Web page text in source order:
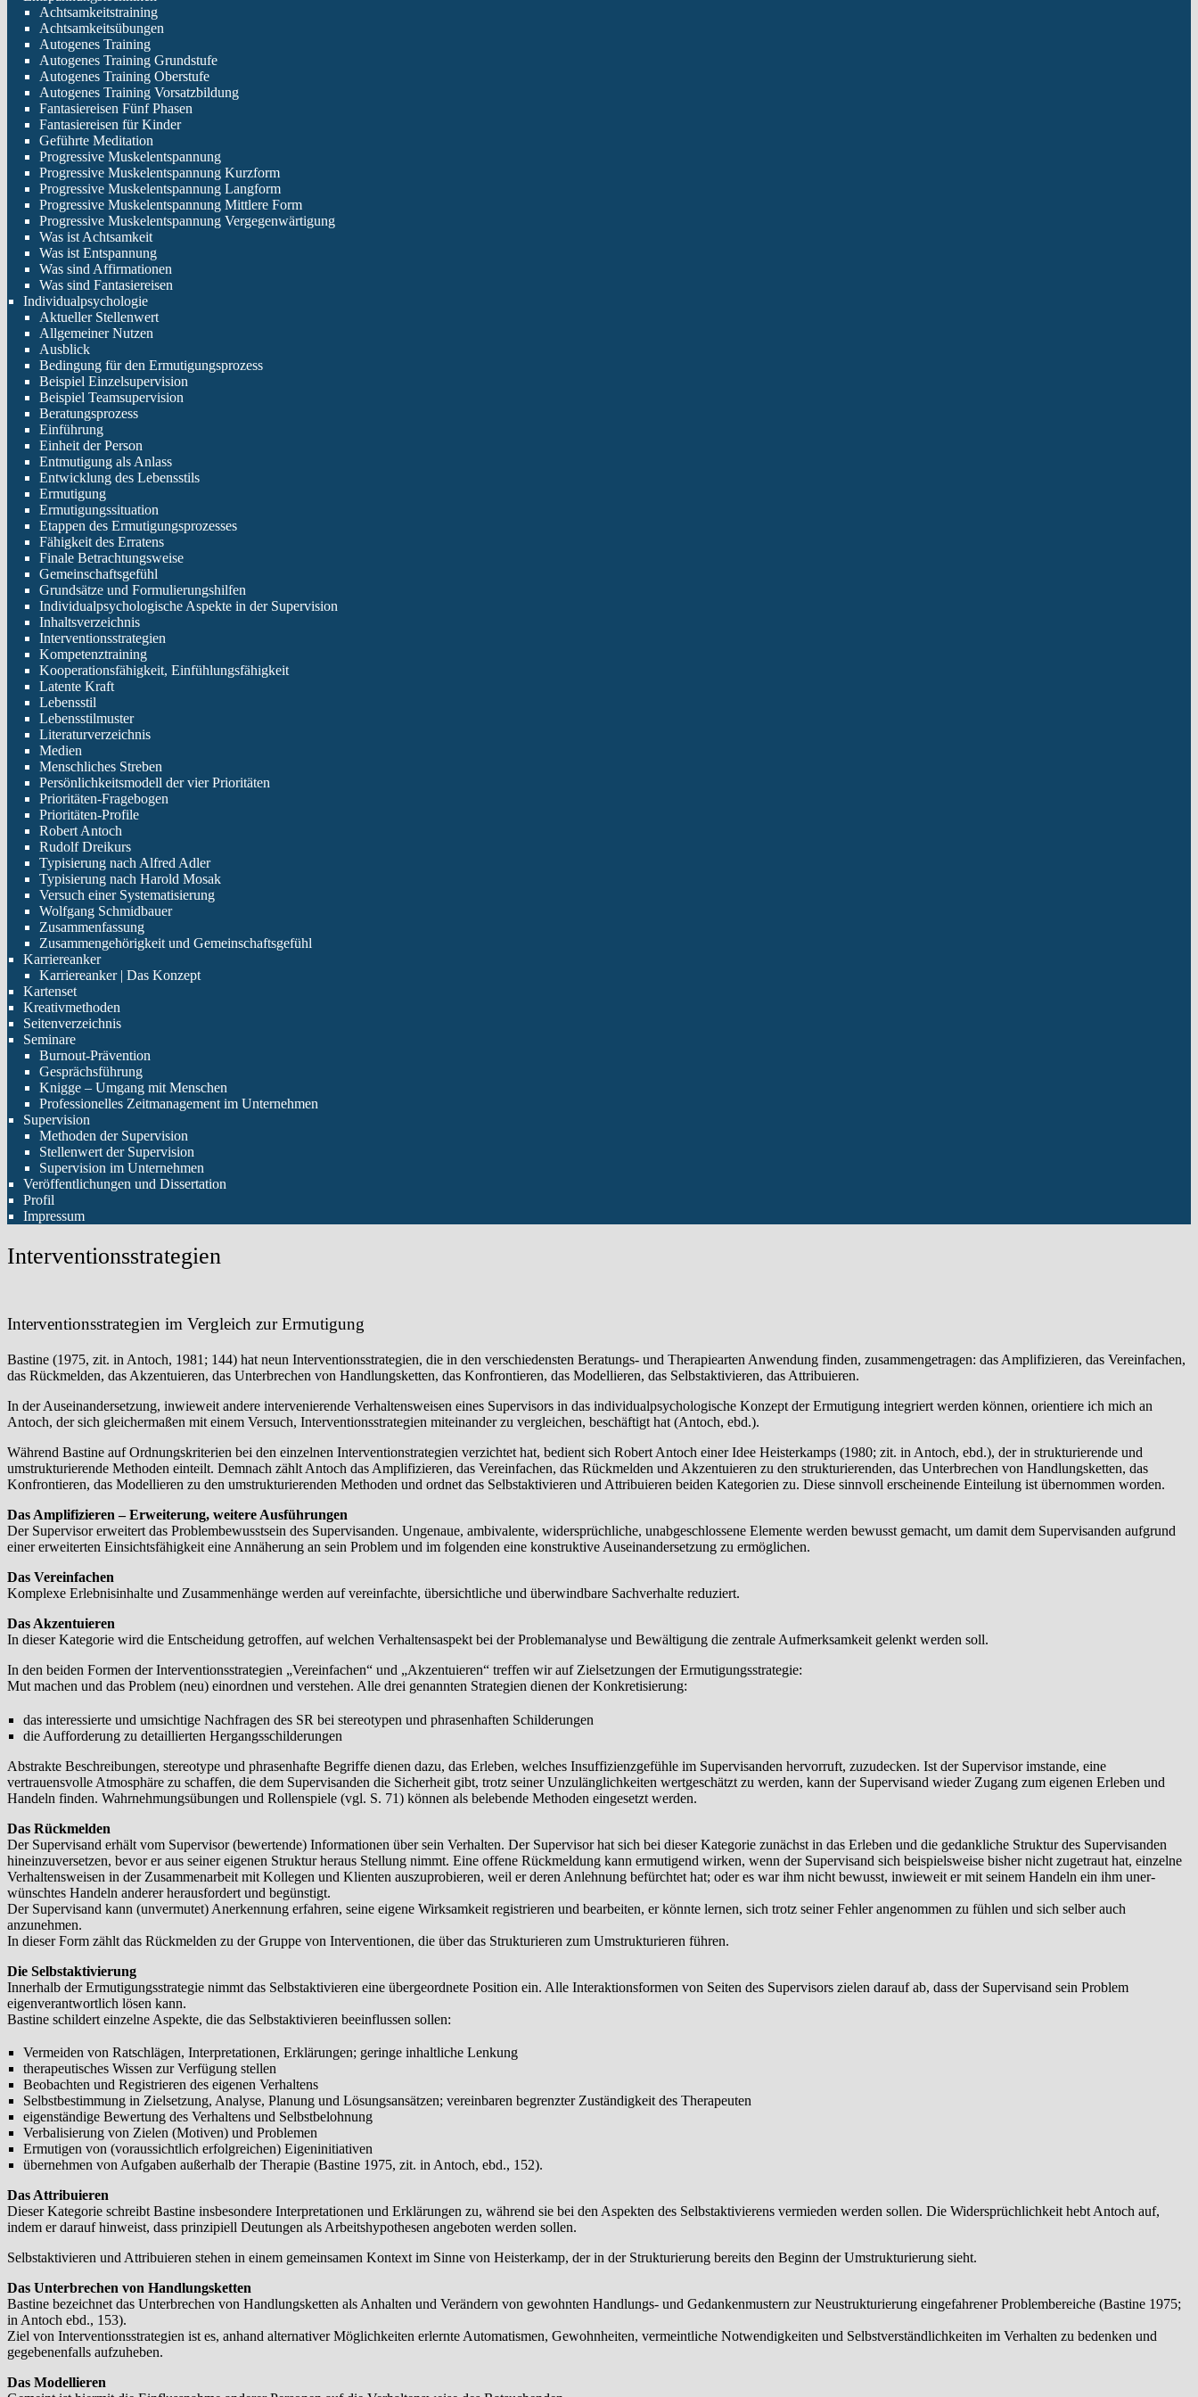
Achtsamkeitstraining
Achtsamkeitsübungen
Autogenes Training
Autogenes Training Grundstufe
Autogenes Training Oberstufe
Autogenes Training Vorsatzbildung
Fantasiereisen Fünf Phasen
Fantasiereisen für Kinder
Geführte Meditation
Progressive Muskelentspannung
Progressive Muskelentspannung Kurzform
Progressive Muskelentspannung Langform
Progressive Muskelentspannung Mittlere Form
Progressive Muskelentspannung Vergegenwärtigung
Was ist Achtsamkeit
Was ist Entspannung
Was sind Affirmationen
Was sind Fantasiereisen
Individualpsychologie
Aktueller Stellenwert
Allgemeiner Nutzen
Ausblick
Bedingung für den Ermutigungsprozess
Beispiel Einzelsupervision
Beispiel Teamsupervision
Beratungsprozess
Einführung
Einheit der Person
Entmutigung als Anlass
Entwicklung des Lebensstils
Ermutigung
Ermutigungssituation
Etappen des Ermutigungsprozesses
Fähigkeit des Erratens
Finale Betrachtungsweise
Gemeinschaftsgefühl
Grundsätze und Formulierungshilfen
Individualpsychologische Aspekte in der Supervision
Inhaltsverzeichnis
Interventionsstrategien
Kompetenztraining
Kooperationsfähigkeit, Einfühlungsfähigkeit
Latente Kraft
Lebensstil
Lebensstilmuster
Literaturverzeichnis
Medien
Menschliches Streben
Persönlichkeitsmodell der vier Prioritäten
Prioritäten-Fragebogen
Prioritäten-Profile
Robert Antoch
Rudolf Dreikurs
Typisierung nach Alfred Adler
Typisierung nach Harold Mosak
Versuch einer Systematisierung
Wolfgang Schmidbauer
Zusammenfassung
Zusammengehörigkeit und Gemeinschaftsgefühl
Karriereanker
Karriereanker | Das Konzept
Kartenset
Kreativmethoden
Seitenverzeichnis
Seminare
Burnout-Prävention
Gesprächsführung
Knigge – Umgang mit Menschen
Professionelles Zeitmanagement im Unternehmen
Supervision
Methoden der Supervision
Stellenwert der Supervision
Supervision im Unternehmen
Veröffentlichungen und Dissertation
Profil
Impressum
Interventionsstrategien
Interventionsstrategien im Vergleich zur Ermutigung
Bastine (1975, zit. in Antoch, 1981; 144) hat neun Interventionsstrategien, die in den verschiedensten Beratungs- und Therapiearten Anwendung fin­den, zusammengetragen: das Amplifizieren, das Vereinfachen,
das Rückmelden, das Akzentuieren, das Unterbrechen von Handlungsketten, das Konfrontieren, das Modellie­ren, das Selbstaktivieren, das Attribuieren.
In der Auseinandersetzung, inwieweit andere intervenierende Verhaltens­weisen eines Supervisors in das individualpsychologische Konzept der Ermutigung integriert werden können, orientiere ich mich an
Antoch, der sich gleichermaßen mit einem Versuch, Interventionsstrategien miteinan­der zu vergleichen, beschäftigt hat (Antoch, ebd.).
Während Bastine auf Ordnungskriterien bei den einzelnen Interventionstrategien ver­zichtet hat, bedient sich Robert Antoch einer Idee Heisterkamps (1980; zit. in Antoch, ebd.), der in strukturierende und
umstrukturierende Methoden einteilt. Demnach zählt Antoch das Amplifizieren, das Vereinfachen, das Rückmelden und Akzentuieren zu den strukturierenden, das Unterbrechen von Handlungsketten, das
Konfrontieren, das Modellieren zu den umstrukturierenden Methoden und ordnet das Selbstaktivieren und Attri­buieren beiden Kategorien zu. Diese sinnvoll erscheinende Einteilung ist übernommen worden.
Das Amplifizieren – Erweiterung, weitere Ausführungen
Der Supervisor erweitert das Problembewusstsein des Supervisanden. Ungenaue, ambivalente, widersprüchliche, unabgeschlossene Elemente werden bewusst gemacht, um damit dem Supervisanden aufgrund
einer erweiterten Einsichtsfähigkeit eine Annäherung an sein Problem und im folgenden eine konstruktive Auseinandersetzung zu ermöglichen.
Das Vereinfachen
Komplexe Erlebnisinhalte und Zusammenhänge werden auf vereinfachte, übersichtliche und überwindbare Sachverhalte reduziert.
Das Akzentuieren
In dieser Kategorie wird die Entscheidung getroffen, auf welchen Verhal­tensaspekt bei der Problemanalyse und Bewältigung die zentrale Aufmerk­samkeit gelenkt werden soll.
In den beiden Formen der Interventionsstrategien „Vereinfachen“ und „Akzentuieren“ tref­fen wir auf Zielsetzungen der Ermutigungsstrategie:
Mut machen und das Problem (neu) einordnen und verstehen. Alle drei genannten Strategien dienen der Konkretisierung:
das interessierte und umsichtige Nachfragen des SR bei stereotypen und phrasenhaften Schilderungen
die Aufforderung zu detaillierten Hergangsschilderungen
Abstrakte Beschreibungen, stereotype und phrasenhafte Begriffe dienen dazu, das Erleben, welches Insuffizienzgefühle im Super­visanden hervorruft, zuzudecken. Ist der Supervisor imstande, eine
vertrauensvolle Atmosphäre zu schaffen, die dem Supervisanden die Sicherheit gibt, trotz seiner Unzulänglichkeiten wertgeschätzt zu werden, kann der Supervisand wieder Zugang zum eigenen Erleben und
Handeln finden. Wahrnehmungsübungen und Rollenspiele (vgl. S. 71) können als bele­bende Methoden eingesetzt werden.
Das Rückmelden
Der Supervisand erhält vom Supervisor (bewertende) Informationen über sein Verhalten. Der Supervisor hat sich bei dieser Kategorie zunächst in das Erleben und die gedankliche Struktur des Supervisanden
hineinzuversetzen, bevor er aus seiner eigenen Struktur heraus Stellung nimmt. Eine offene Rückmeldung kann ermutigend wirken, wenn der Supervisand sich beispielsweise bisher nicht zugetraut hat, einzelne
Verhaltensweisen in der Zusammenarbeit mit Kollegen und Klienten auszuprobieren, weil er deren Anlehnung befürchtet hat; oder es war ihm nicht bewusst, inwieweit er mit seinem Handeln ein ihm uner­
wünschtes Handeln anderer herausfordert und begünstigt.
Der Supervisand kann (unvermutet) Anerkennung erfahren, seine eigene Wirksamkeit registrieren und bearbeiten, er könnte lernen, sich trotz seiner Fehler angenommen zu fühlen und sich selber auch
anzunehmen.
In dieser Form zählt das Rückmelden zu der Gruppe von Interventionen, die über das Strukturieren zum Umstrukturieren führen.
Die Selbstaktivierung
Innerhalb der Ermutigungsstrategie nimmt das Selbstaktivieren eine über­geordnete Position ein. Alle Interaktionsformen von Seiten des Supervisors zielen darauf ab, dass der Supervisand sein Problem
eigenverantwortlich lösen kann.
Bastine schildert einzelne Aspekte, die das Selbstaktivieren beeinflussen sollen:
Vermeiden von Ratschlägen, Interpretationen, Erklärungen; geringe inhaltliche Lenkung
therapeutisches Wissen zur Verfügung stellen
Beobachten und Registrieren des eigenen Verhaltens
Selbstbestimmung in Zielsetzung, Analyse, Planung und Lösungsansät­zen; vereinbaren begrenzter Zuständigkeit des Therapeuten
eigenständige Bewertung des Verhaltens und Selbstbelohnung
Verbalisierung von Zielen (Motiven) und Problemen
Ermutigen von (voraussichtlich erfolgreichen) Eigeninitiativen
übernehmen von Aufgaben außerhalb der Therapie (Bastine 1975, zit. in Antoch, ebd., 152).
Das Attribuieren
Dieser Kategorie schreibt Bastine insbesondere Interpretationen und Erklä­rungen zu, während sie bei den Aspekten des Selbstaktivierens vermieden werden sollen. Die Widersprüchlichkeit hebt Antoch auf,
indem er darauf hinweist, dass prinzipiell Deutungen als Arbeitshypothesen angeboten wer­den sollen.
Selbstaktivieren und Attribuieren stehen in einem gemeinsamen Kontext im Sinne von Heisterkamp, der in der Strukturierung bereits den Beginn der Umstrukturierung sieht.
Das Unterbrechen von Handlungsketten
Bastine bezeichnet das Unterbrechen von Handlungsketten als Anhalten und Verändern von gewohnten Handlungs- und Gedankenmustern zur Neustrukturierung eingefahrener Problembereiche (Bastine 1975;
in Antoch ebd., 153).
Ziel von Interventionsstrategien ist es, anhand alternativer Möglichkeiten erlernte Automatismen, Gewohnheiten, vermeintliche Notwendigkeiten und Selbstverständlichkeiten im Verhalten zu bedenken und
gegebenenfalls aufzuheben.
Das Modellieren